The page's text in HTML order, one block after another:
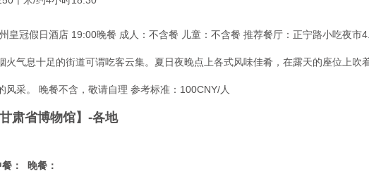
皇冠假日酒店 19:00晚餐 成人：不含餐 儿童：不含餐 推荐餐厅：正宁路小吃夜市
火气息十足的街道可谓吃客云集。夏日夜晚点上各式风味佳肴，在露天的座位上吹
风采。 晚餐不含，敬请自理 参考标准：100CNY/人
肃省博物馆】-各地
： 晚餐：